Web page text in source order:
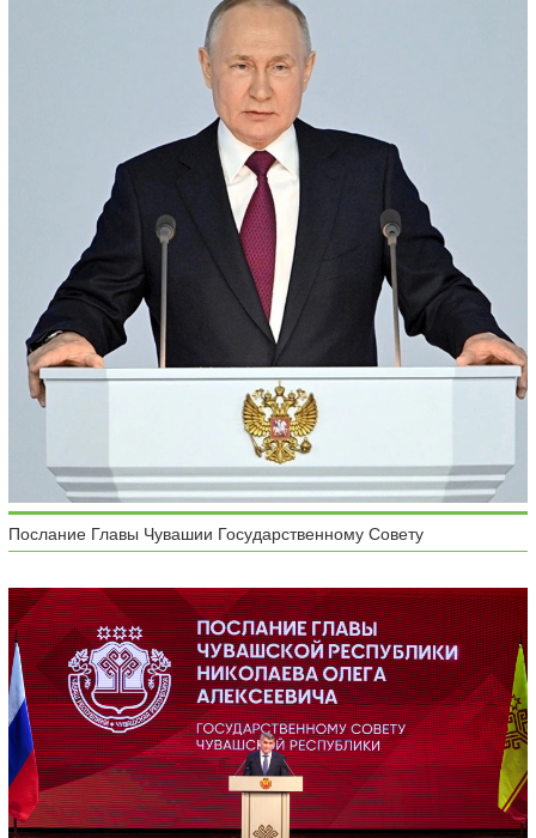
Послание Главы Чувашии Государственному Совету